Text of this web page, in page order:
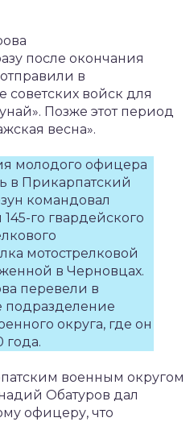
после окончания
в
советских войск для
Позже этот период
весна».
молодого офицера
в Прикарпатский
командовал
го гвардейского
мотострелковой
в Черновцах.
перевели в
подразделение
округа, где он
года.
военным округом
Обатуров дал
офицеру, что